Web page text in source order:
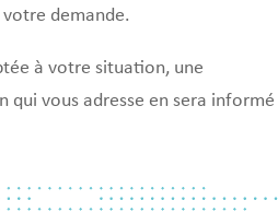
demande.
à votre situation, une
vous adresse en sera informé